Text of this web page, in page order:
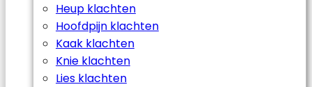
Heup klachten
Hoofdpijn klachten
Kaak klachten
Knie klachten
Lies klachten